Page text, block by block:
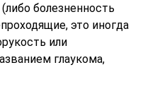
болезненность
это иногда
или
глаукома,